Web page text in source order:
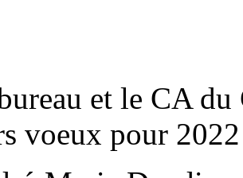
et le CA
voeux pour